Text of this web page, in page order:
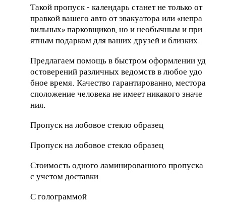
Такой пропуск - календарь станет не только от
правкой вашего авто от эвакуатора или «непра
вильных» парковщиков, но и необычным и при
ятным подарком для ваших друзей и близких.
Предлагаем помощь в быстром оформлении уд
остоверений различных ведомств в любое удо
бное время. Качество гарантированно, местора
сположение человека не имеет никакого значе
ния.
Пропуск на лобовое стекло образец
Пропуск на лобовое стекло образец
Стоимость одного ламинированного пропуска
с учетом доставки
С голограммой